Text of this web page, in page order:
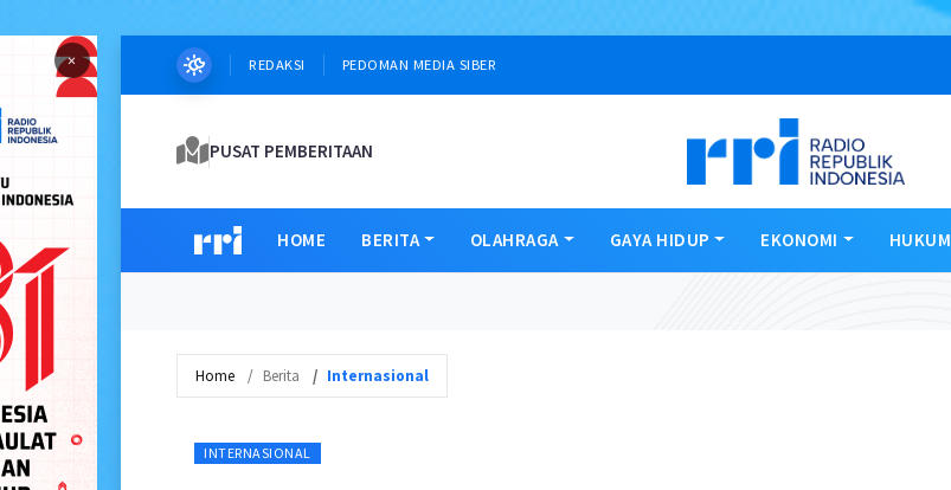
× REDAKSI PEDOMAN MEDIA SIBER
PUSAT PEMBERITAAN
HOME BERITA OLAHRAGA GAYA HIDUP EKONOMI HUKUM
Home Berita Internasional
INTERNASIONAL